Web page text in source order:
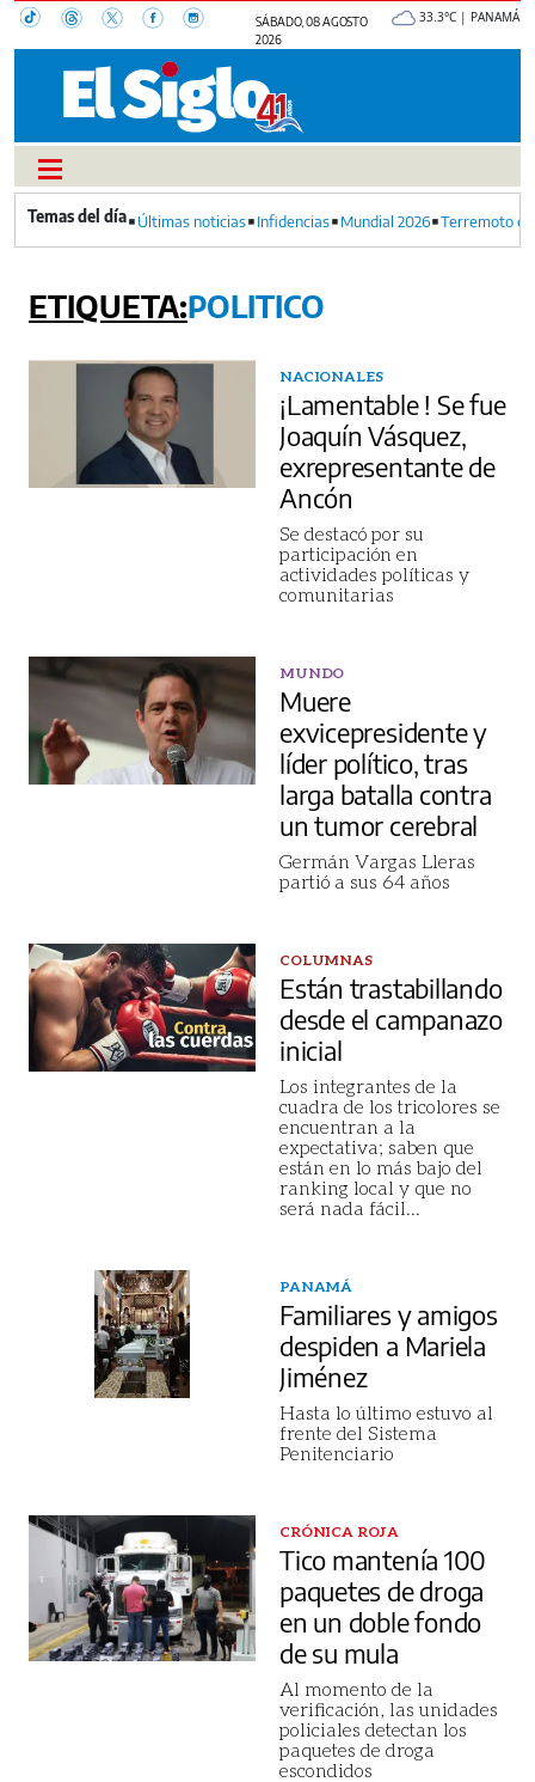
SÁBADO, 08 AGOSTO
2026
33.3°C | PANAMÁ
Últimas noticias Infidencias Mundial 2026 Terremoto
POLITICO
NACIONALES
¡Lamentable ! Se fue
Joaquín Vásquez,
exrepresentante de
Ancón
Se destacó por su
participación en
actividades políticas y
comunitarias
MUNDO
Muere
exvicepresidente y
líder político, tras
larga batalla contra
un tumor cerebral
Germán Vargas Lleras
partió a sus 64 años
COLUMNAS
Están trastabillando
desde el campanazo
inicial
Los integrantes de la
cuadra de los tricolores se
encuentran a la
expectativa; saben que
están en lo más bajo del
ranking local y que no
será nada fácil...
PANAMÁ
Familiares y amigos
despiden a Mariela
Jiménez
Hasta lo último estuvo al
frente del Sistema
Penitenciario
CRÓNICA ROJA
Tico mantenía 100
paquetes de droga
en un doble fondo
de su mula
Al momento de la
verificación, las unidades
policiales detectan los
paquetes de droga
escondidos